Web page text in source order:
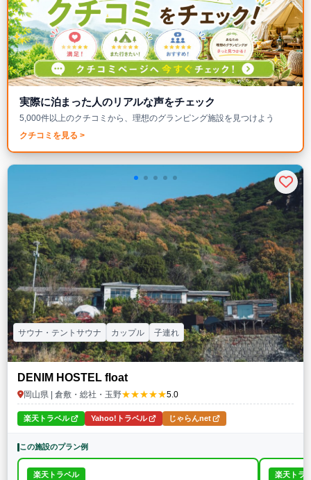
実際に泊まった人のリアルな声をチェック
5,000件以上のクチコミから、理想のグランピング施設を見つけよう
クチコミを見る >
DENIM HOSTEL float
岡山県 | 倉敷・総社・玉野★★★★★5.0
サウナ・テントサウナ カップル 子連れ
楽天トラベル Yahoo!トラベル じゃらんnet
この施設のプラン例
楽天トラベル 楽天トラ